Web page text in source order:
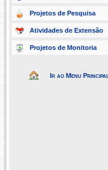
Projetos de Pesquisa
Atividades de Extensão
Projetos de Monitoria
Ir ao Menu Principal